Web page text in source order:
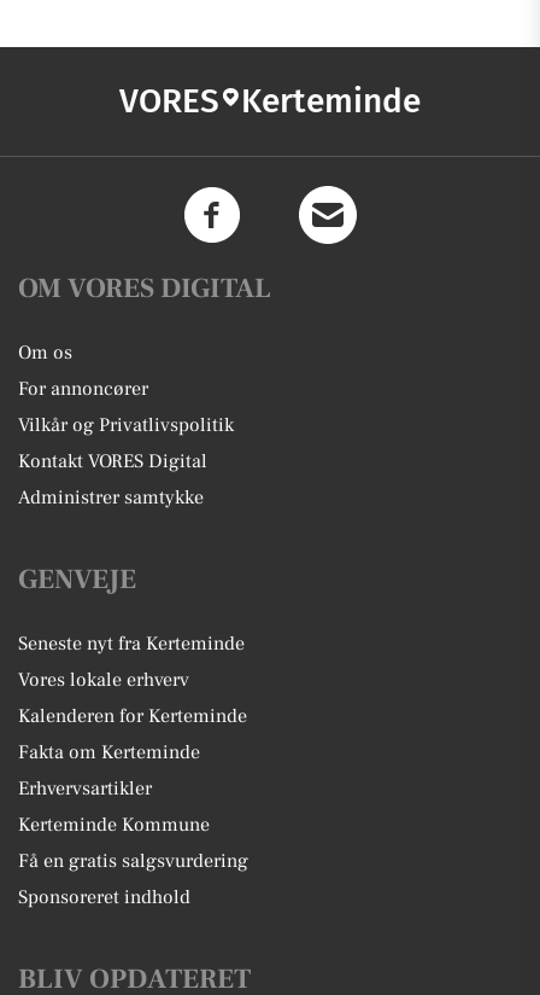
VORES Kerteminde
OM VORES DIGITAL
Om os
For annoncører
Vilkår og Privatlivspolitik
Kontakt VORES Digital
Administrer samtykke
GENVEJE
Seneste nyt fra Kerteminde
Vores lokale erhverv
Kalenderen for Kerteminde
Fakta om Kerteminde
Erhvervsartikler
Kerteminde Kommune
Få en gratis salgsvurdering
Sponsoreret indhold
BLIV OPDATERET